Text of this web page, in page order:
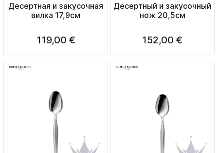
Десертная и закусочная
вилка 17,9см
119,00 €
Десертный и закусочный
нож 20,5см
152,00 €